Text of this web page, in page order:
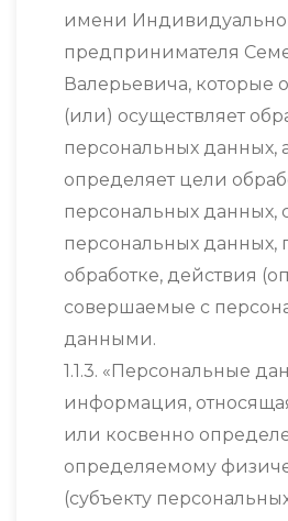
имени
предпринимателя
Валерьевича, которые
(или) осуществляет
персональных данных,
определяет цели
персональных данных,
персональных
обработке, действия
совершаемые с
данными.
1.1.3. «Персональные
информация,
или косвенно
определяемому
(субъекту